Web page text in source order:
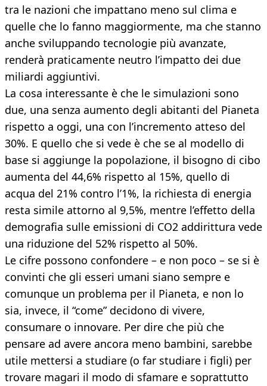
tra le nazioni che impattano meno sul clima e
quelle che lo fanno maggiormente, ma che stanno
anche sviluppando tecnologie più avanzate,
renderà praticamente neutro l’impatto dei due
miliardi aggiuntivi.
La cosa interessante è che le simulazioni sono
due, una senza aumento degli abitanti del Pianeta
rispetto a oggi, una con l’incremento atteso del
30%. E quello che si vede è che se al modello di
base si aggiunge la popolazione, il bisogno di cibo
aumenta del 44,6% rispetto al 15%, quello di
acqua del 21% contro l’1%, la richiesta di energia
resta simile attorno al 9,5%, mentre l’effetto della
demografia sulle emissioni di CO2 addirittura vede
una riduzione del 52% rispetto al 50%.
Le cifre possono confondere – e non poco – se si è
convinti che gli esseri umani siano sempre e
comunque un problema per il Pianeta, e non lo
sia, invece, il “come” decidono di vivere,
consumare o innovare. Per dire che più che
pensare ad avere ancora meno bambini, sarebbe
utile mettersi a studiare (o far studiare i figli) per
trovare magari il modo di sfamare e soprattutto